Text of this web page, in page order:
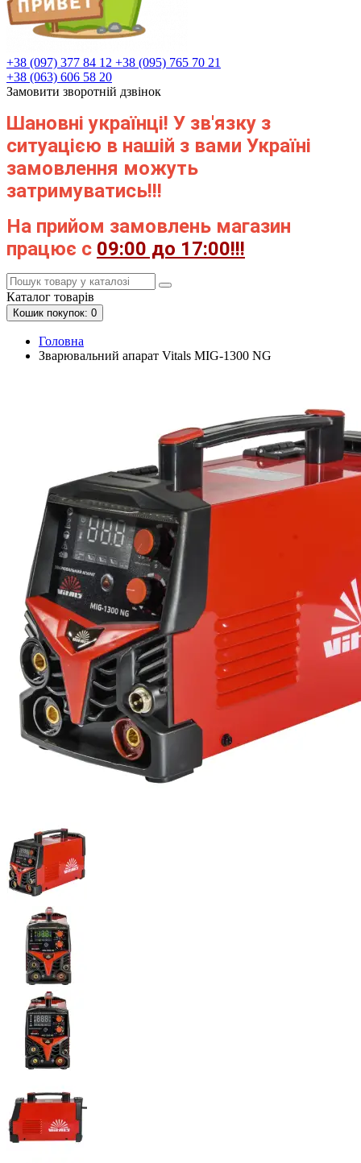
+38 (097) 377 84 12 +38 (095) 765 70 21
+38 (063) 606 58 20
Замовити зворотній дзвінок
Шановні українці! У зв'язку з
ситуацією в нашій з вами Україні
замовлення можуть
затримуватись!!!
На прийом замовлень магазин
працює с 09:00 до 17:00!!!
Каталог товарів
Кошик покупок: 0
Головна
Зварювальний апарат Vitals MIG-1300 NG